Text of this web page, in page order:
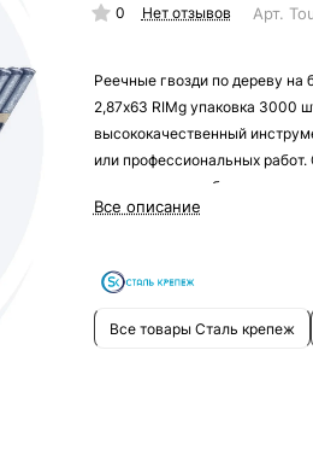
0 Нет отзывов Арт.
Реечные гвозди по дереву на
2,87х63 RIMg упаковка 3000
высококачественный
или профессиональных
материала, что обеспечивает
долговечность.
2,87х63 RIMg упаковка 3000
профессионального
ремонтных работах и других
точность и высокая
Все описание
Все товары Сталь крепеж